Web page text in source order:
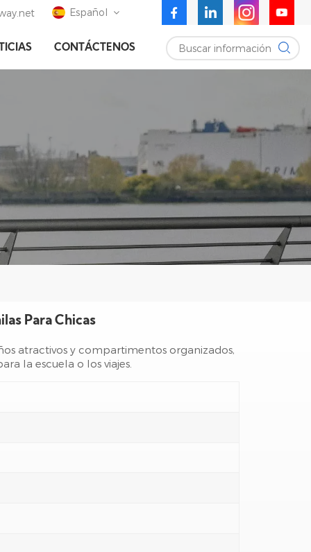
Español
English
Español
CONTÁCTENOS Buscar información
Para Chicas
atractivos y compartimentos organizados,
la escuela o los viajes.